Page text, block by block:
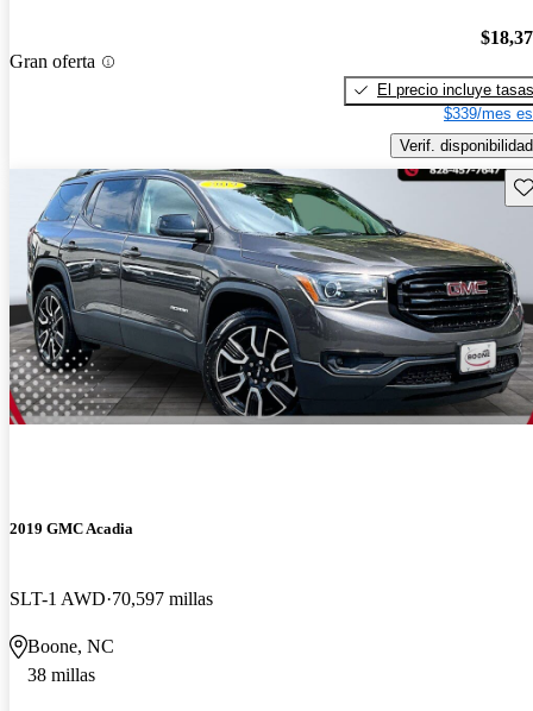
Gran oferta
El precio incluye tasas
$339/mes
Verif. disponibilidad
2019 GMC Acadia
SLT-1 AWD 70,597 millas
Boone, NC
38 millas